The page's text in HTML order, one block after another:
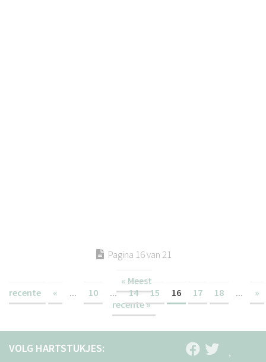
Pagina 16 van 21
« Meest
recente
« ... 10 ... 14 15 16 17 18 ...
»
recente »